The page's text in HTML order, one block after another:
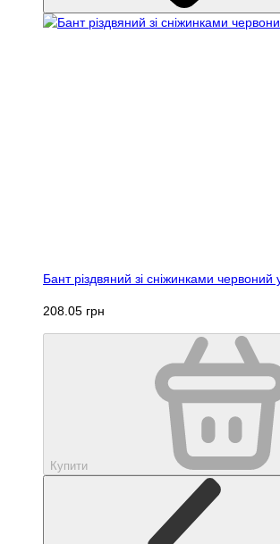
Бант різдвяний зі сніжинками
208.05 грн
Купити